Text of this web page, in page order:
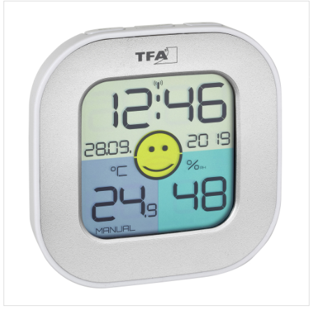
뒤틀림 측정
레멜 측정기
방전/정전기
색차/광택/분광광도
소음/진동계
수질측정기
압력/진공/차압계
열화상카메라
온도케비넷
유량계